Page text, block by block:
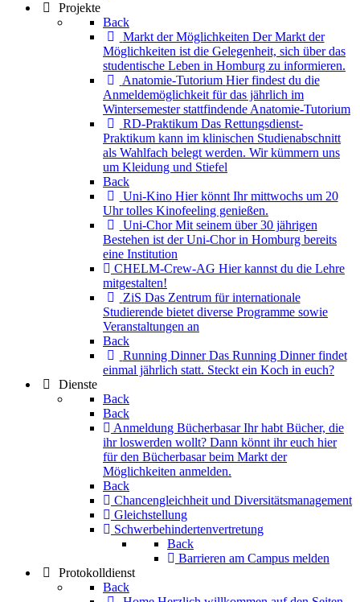
Projekte
Back
Markt der Möglichkeiten Der Markt der
Möglichkeiten ist die Gelegenheit, sich über das
studentische Leben in Homburg zu informieren.
Anatomie-Tutorium Hier findest du die
Anmeldemöglichkeit für das jährlich im
Wintersemester stattfindende Anatomie-Tutorium
RD-Praktikum Das Rettungsdienst-
Praktikum kann im klinischen Studienabschnitt
als Wahlfach belegt werden. Wir kümmern uns
um Kleidung und Stiefel
Back
Uni-Kino Hier könnt Ihr mittwochs um 20
Uhr tolles Kinofeeling genießen.
Uni-Chor Mit seinem über 30 jährigen
Bestehen ist der Uni-Chor in Homburg bereits
eine Institution
CHELM-Crew-AG Hier kannst du die Lehre
mitgestalten!
ZiS Das Zentrum für internationale
Studierende bietet diverse Programme sowie
Veranstaltungen an
Back
Running Dinner Das Running Dinner findet
einmal jährlich statt. Steckt ein Koch in euch?
Dienste
Back
Back
Anmeldung Bücherbasar Ihr habt Bücher, die
ihr loswerden wollt? Dann könnt ihr euch hier
für den Bücherbasar beim Markt der
Möglichkeiten anmelden.
Back
Chancengleichheit und Diversitätsmanagement
Gleichstellung
Schwerbehindertenvertretung
Back
Barrieren am Campus melden
Protokolldienst
Back